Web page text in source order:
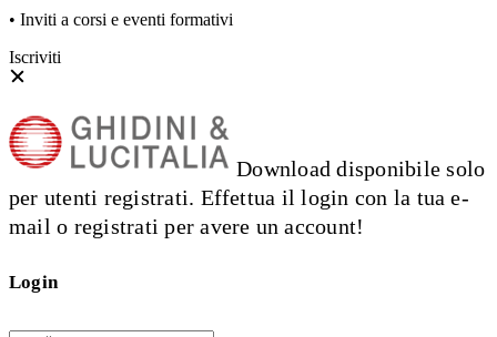
• Inviti a corsi e eventi formativi
Iscriviti
Download disponibile solo
per utenti registrati. Effettua il login con la tua e-
mail o registrati per avere un account!
Login